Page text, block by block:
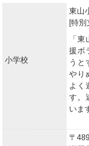
小学校
東山
[特別
「
援ボ
うと
やり
よく
す。
いま
〒